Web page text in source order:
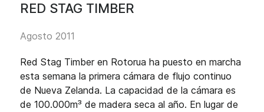
RED STAG TIMBER
Agosto 2011
Red Stag Timber en Rotorua ha puesto en marcha
esta semana la primera cámara de flujo continuo
de Nueva Zelanda. La capacidad de la cámara es
de 100.000m³ de madera seca al año. En lugar de